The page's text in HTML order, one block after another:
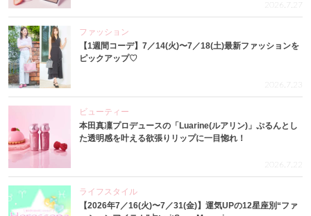
2026.7.27
ファッション
【1週間コーデ】7／14(火)〜7／18(土)最新ファッションを
ピックアップ♡
2026.7.23
ビューティー
本田真凜プロデュースの「Luarine(ルアリン)」ぷるんとし
た透明感を叶える欲張りリップに一目惚れ！
2026.7.22
ライフスタイル
【2026年7／16(火)〜7／31(金)】運気UPの12星座別“ファ